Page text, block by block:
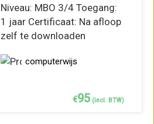
Niveau: MBO 3/4 Toegang:
1 jaar Certificaat: Na afloop
zelf te downloaden
computerwijs
€95 (incl. BTW)